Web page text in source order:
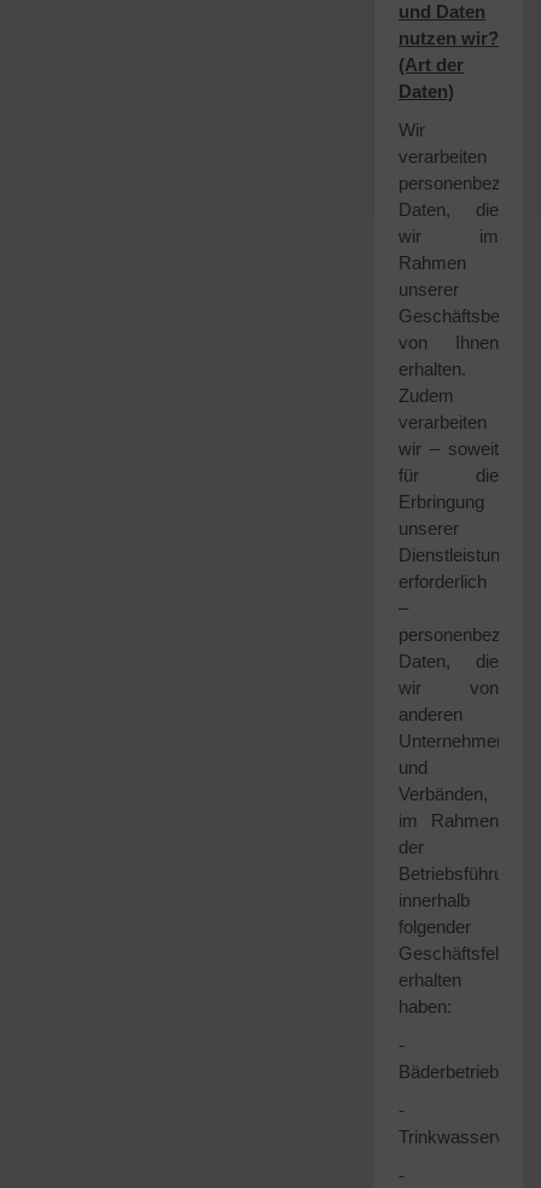
und Daten
nutzen wir?
(Art der
Daten)
Wir
verarbeiten
Daten, die
wir im
Rahmen
unserer
von Ihnen
erhalten.
Zudem
verarbeiten
wir – soweit
für die
Erbringung
unserer
Dienstleistung
erforderlich
–
Daten, die
wir von
anderen
Unternehmen
und
Verbänden,
im Rahmen
der
Betriebsführung
innerhalb
folgender
Geschäftsfelder
erhalten
haben:
-
Bäderbetrieb
-
-